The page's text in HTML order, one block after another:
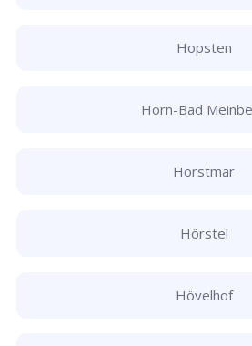
Hopsten
Horn-Bad
Horstmar
Hörstel
Hövelhof